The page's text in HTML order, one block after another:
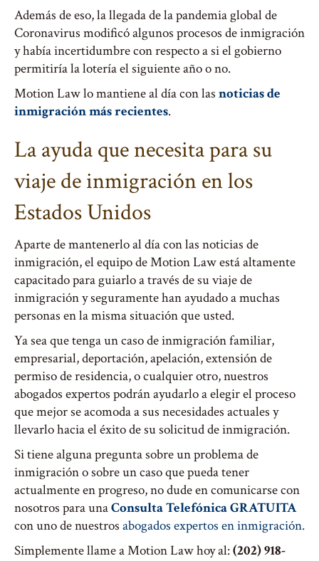
Además de eso, la llegada de la pandemia global de
Coronavirus modificó algunos procesos de inmigración
y había incertidumbre con respecto a si el gobierno
permitiría la lotería el siguiente año o no.
Motion Law lo mantiene al día con las noticias de
inmigración más recientes.
La ayuda que necesita para su
viaje de inmigración en los
Estados Unidos
Aparte de mantenerlo al día con las noticias de
inmigración, el equipo de Motion Law está altamente
capacitado para guiarlo a través de su viaje de
inmigración y seguramente han ayudado a muchas
personas en la misma situación que usted.
Ya sea que tenga un caso de inmigración familiar,
empresarial, deportación, apelación, extensión de
permiso de residencia, o cualquier otro, nuestros
abogados expertos podrán ayudarlo a elegir el proceso
que mejor se acomoda a sus necesidades actuales y
llevarlo hacia el éxito de su solicitud de inmigración.
Si tiene alguna pregunta sobre un problema de
inmigración o sobre un caso que pueda tener
actualmente en progreso, no dude en comunicarse con
nosotros para unaConsulta Telefónica GRATUITA
con uno de nuestros abogados expertos en inmigración.
Simplemente llame a Motion Law hoy al:(202) 918-